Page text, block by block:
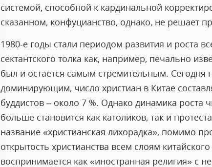
системой, способной к кардинальной
сказанном, конфуцианство, однако, не решает
1980-е годы стали периодом развития и роста
сектантского толка как, например, печально
был и остается самым стремительным. Сегодня
доминирующим, число христиан в Китае
буддистов – около 7 %. Однако динамика роста
больше становится как католиков, так и
название «христианская лихорадка», помимо
открытость христианства всем слоям
воспринимается как «иностранная религия» с